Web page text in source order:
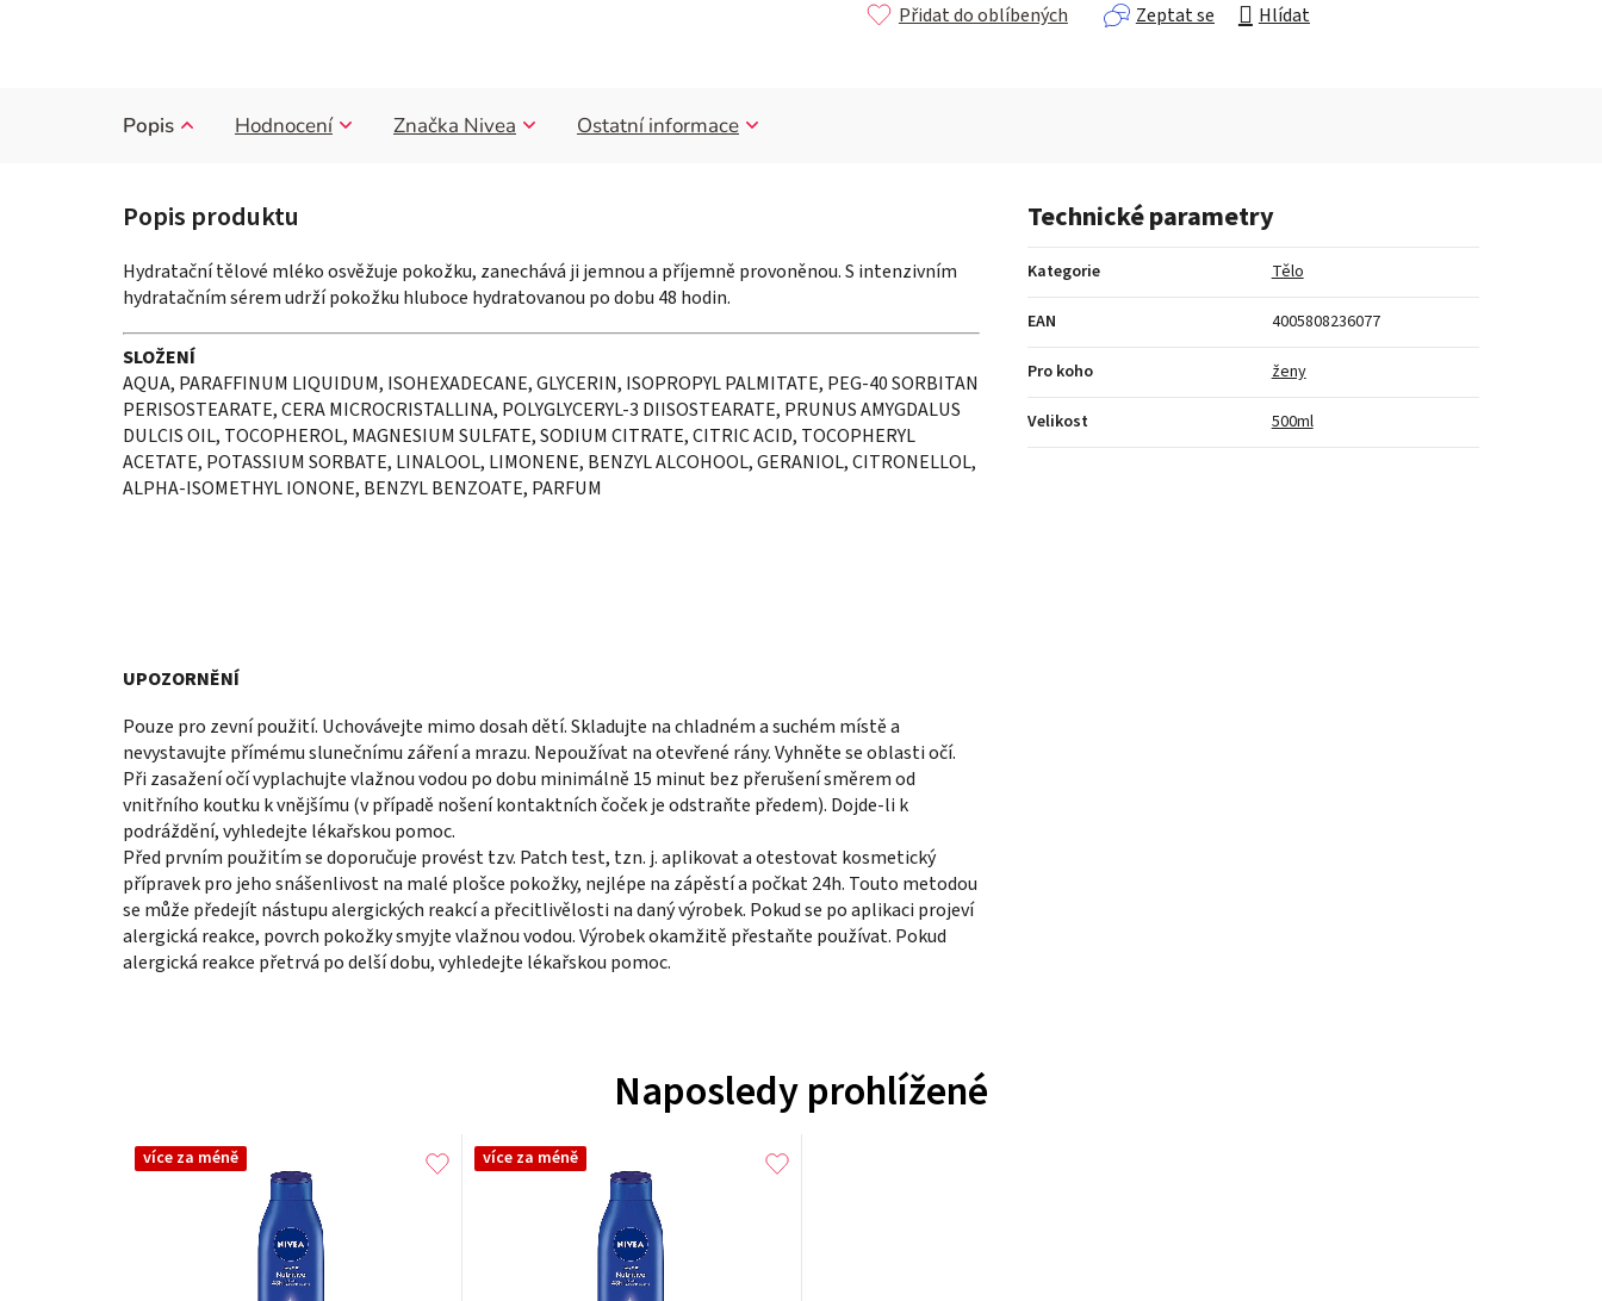
Zeptat se Hlídat
Přidat do oblíbených
Popis Hodnocení Značka Nivea Ostatní informace
Hydratační tělové mléko osvěžuje pokožku, zanechává ji jemnou a příjemně provoněnou. S intenzivním
hydratačním sérem udrží pokožku hluboce hydratovanou po dobu 48 hodin.
SLOŽENÍ
AQUA, PARAFFINUM LIQUIDUM, ISOHEXADECANE, GLYCERIN, ISOPROPYL PALMITATE, PEG-40 SORBITAN
PERISOSTEARATE, CERA MICROCRISTALLINA, POLYGLYCERYL-3 DIISOSTEARATE, PRUNUS AMYGDALUS
DULCIS OIL, TOCOPHEROL, MAGNESIUM SULFATE, SODIUM CITRATE, CITRIC ACID, TOCOPHERYL
ACETATE, POTASSIUM SORBATE, LINALOOL, LIMONENE, BENZYL ALCOHOOL, GERANIOL, CITRONELLOL,
ALPHA-ISOMETHYL IONONE, BENZYL BENZOATE, PARFUM
UPOZORNĚNÍ
Pouze pro zevní použití. Uchovávejte mimo dosah dětí. Skladujte na chladném a suchém místě a
nevystavujte přímému slunečnímu záření a mrazu. Nepoužívat na otevřené rány. Vyhněte se oblasti očí.
Při zasažení očí vyplachujte vlažnou vodou po dobu minimálně 15 minut bez přerušení směrem od
vnitřního koutku k vnějšímu (v případě nošení kontaktních čoček je odstraňte předem). Dojde-li k
podráždění, vyhledejte lékařskou pomoc.
Před prvním použitím se doporučuje provést tzv. Patch test, tzn. j. aplikovat a otestovat kosmetický
přípravek pro jeho snášenlivost na malé plošce pokožky, nejlépe na zápěstí a počkat 24h. Touto metodou
se může předejít nástupu alergických reakcí a přecitlivělosti na daný výrobek. Pokud se po aplikaci projeví
alergická reakce, povrch pokožky smyjte vlažnou vodou. Výrobek okamžitě přestaňte používat. Pokud
alergická reakce přetrvá po delší dobu, vyhledejte lékařskou pomoc.
Technické parametry
Kategorie Tělo
EAN 4005808236077
Pro koho ženy
Velikost 500ml
Naposledy prohlížené
více za méně více za méně